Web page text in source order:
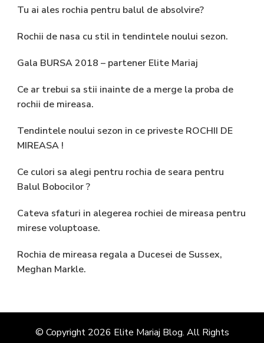
Tu ai ales rochia pentru balul de absolvire?
Rochii de nasa cu stil in tendintele noului sezon.
Gala BURSA 2018 – partener Elite Mariaj
Ce ar trebui sa stii inainte de a merge la proba de
rochii de mireasa.
Tendintele noului sezon in ce priveste ROCHII DE
MIREASA !
Ce culori sa alegi pentru rochia de seara pentru
Balul Bobocilor ?
Cateva sfaturi in alegerea rochiei de mireasa pentru
mirese voluptoase.
Rochia de mireasa regala a Ducesei de Sussex,
Meghan Markle.
© Copyright 2026 Elite Mariaj Blog. All Rights